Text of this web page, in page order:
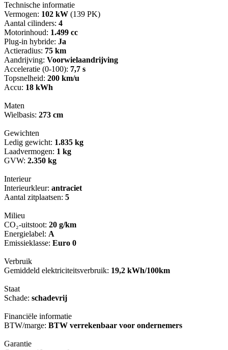
Technische informatie
Vermogen: 102 kW (139 PK)
Aantal cilinders: 4
Motorinhoud: 1.499 cc
Plug-in hybride: Ja
Actieradius: 75 km
Aandrijving: Voorwielaandrijving
Acceleratie (0-100): 7,7 s
Topsnelheid: 200 km/u
Accu: 18 kWh
Maten
Wielbasis: 273 cm
Gewichten
Ledig gewicht: 1.835 kg
Laadvermogen: 1 kg
GVW: 2.350 kg
Interieur
Interieurkleur: antraciet
Aantal zitplaatsen: 5
Milieu
CO₂-uitstoot: 20 g/km
Energielabel: A
Emissieklasse: Euro 0
Verbruik
Gemiddeld elektriciteitsverbruik: 19,2 kWh/100km
Staat
Schade: schadevrij
Financiële informatie
BTW/marge: BTW verrekenbaar voor ondernemers
Garantie